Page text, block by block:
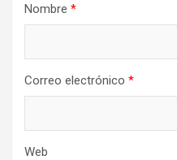
Nombre *
Correo electrónico *
Web